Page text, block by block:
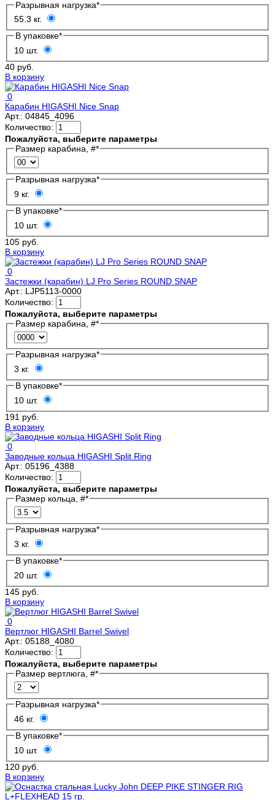
Разрывная нагрузка*
55.3 кг.
В упаковке*
10 шт.
40 руб.
В корзину
0
Карабин HIGASHI Nice Snap
Арт.: 04845_4096
Количество:
Пожалуйста, выберите параметры
Размер карабина, #*
Разрывная нагрузка*
9 кг.
В упаковке*
10 шт.
105 руб.
В корзину
0
Застежки (карабин) LJ Pro Series ROUND SNAP
Арт.: LJP5113-0000
Количество:
Пожалуйста, выберите параметры
Размер карабина, #*
Разрывная нагрузка*
3 кг.
В упаковке*
10 шт.
191 руб.
В корзину
0
Заводные кольца HIGASHI Split Ring
Арт.: 05196_4388
Количество:
Пожалуйста, выберите параметры
Размер кольца, #*
Разрывная нагрузка*
3 кг.
В упаковке*
20 шт.
145 руб.
В корзину
0
Вертлюг HIGASHI Barrel Swivel
Арт.: 05188_4080
Количество:
Пожалуйста, выберите параметры
Размер вертлюга, #*
Разрывная нагрузка*
46 кг.
В упаковке*
10 шт.
120 руб.
В корзину